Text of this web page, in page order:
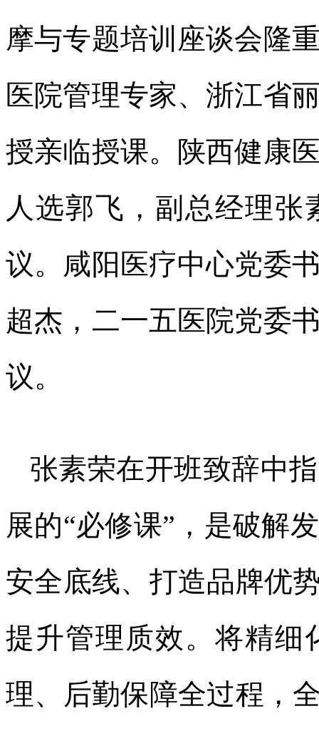
摩与专题培训座谈会隆
医院管理专家、浙江省
授亲临授课。陕西健康
人选郭飞，副总经理
议。咸阳医疗中心党委
超杰，二一五医院党委
议。
张素荣在开班致辞中
展的“必修课”，是破解
安全底线、打造品牌优
提升管理质效。将精细
理、后勤保障全过程，